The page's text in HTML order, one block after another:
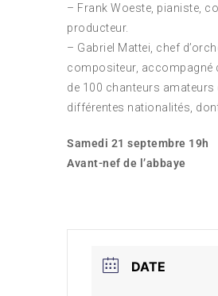
– Frank Woeste, pianiste,
producteur.
– Gabriel Mattei, chef
compositeur, accompagné
de 100 chanteurs amateurs
différentes nationalités,
Samedi 21 septembre 19h
Avant-nef de l’abbaye
DATE